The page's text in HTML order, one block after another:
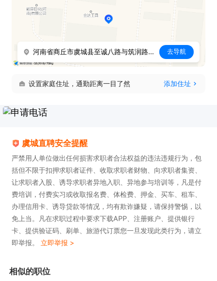
河南省商丘市虞城县至诚八路与筑润路交叉口西380米 去导航
设置家庭住址，通勤距离一目了然 添加住址
虞城直聘安全提醒
严禁用人单位做出任何损害求职者合法权益的违法违规行为，包
括但不限于扣押求职者证件、收取求职者财物、向求职者集资、
让求职者入股、诱导求职者异地入职、异地参与培训等，凡是付
费培训，付费实习或收取报名费、体检费、押金、买车、租车、
办理信用卡、诱导贷款等情况，均有欺诈嫌疑，请保持警惕，以
免上当。凡在求职过程中要求下载APP、注册账户、提供银行
卡、提供验证码、刷单、旅游代订票您一旦发现此类行为，请立
即举报。 立即举报 >
相似的职位